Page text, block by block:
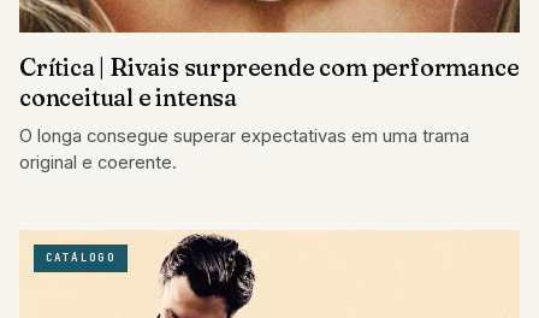
Crítica | Rivais surpreende com performance
conceitual e intensa
O longa consegue superar expectativas em uma trama
original e coerente.
CATÁLOGO